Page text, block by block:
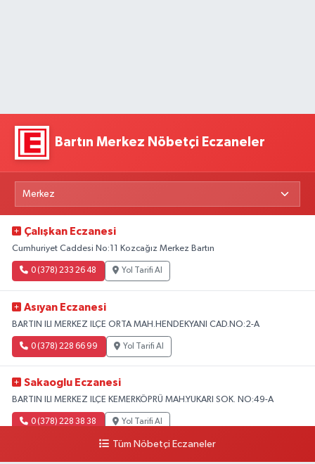
Bartın Merkez Nöbetçi Eczaneler
Çalışkan Eczanesi
Cumhuriyet Caddesi No:11 Kozcağız Merkez Bartın
0 (378) 233 26 48 Yol Tarifi Al
Asıyan Eczanesi
BARTIN ILI MERKEZ ILÇE ORTA MAH.HENDEKYANI CAD.NO:2-A
0 (378) 228 66 99 Yol Tarifi Al
Sakaoglu Eczanesi
BARTIN ILI MERKEZ ILÇE KEMERKÖPRÜ MAH.YUKARI SOK. NO:49-A
0 (378) 228 38 38 Yol Tarifi Al
Tüm Nöbetçi Eczaneler